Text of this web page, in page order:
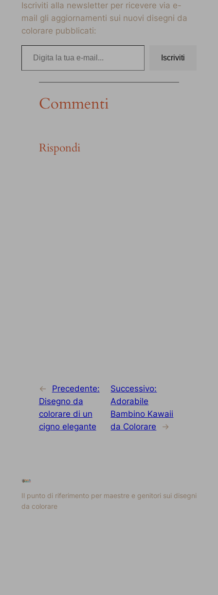
Iscriviti alla newsletter per ricevere via e-
mail gli aggiornamenti sui nuovi disegni da
colorare pubblicati:
Digita la tua e-mail…
Iscriviti
Commenti
Rispondi
←
Precedente:
Disegno da
colorare di un
cigno elegante
Successivo:
Adorabile
Bambino Kawaii
da Colorare
→
Il punto di riferimento per maestre e genitori sui disegni
da colorare